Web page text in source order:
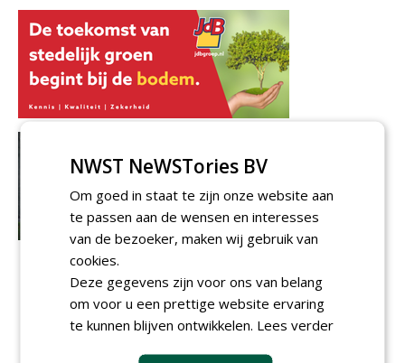
NWST NeWSTories BV
Om goed in staat te zijn onze website aan
te passen aan de wensen en interesses
van de bezoeker, maken wij gebruik van
cookies.
Deze gegevens zijn voor ons van belang
om voor u een prettige website ervaring
te kunnen blijven ontwikkelen. Lees verder